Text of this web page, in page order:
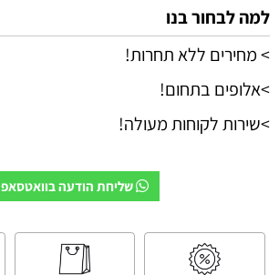
למה לבחור בנו
> מחירים ללא תחרות!
>אלופים בתחום!
>שירות לקוחות מעולה!
שליחת הודעה בוואטסאפ